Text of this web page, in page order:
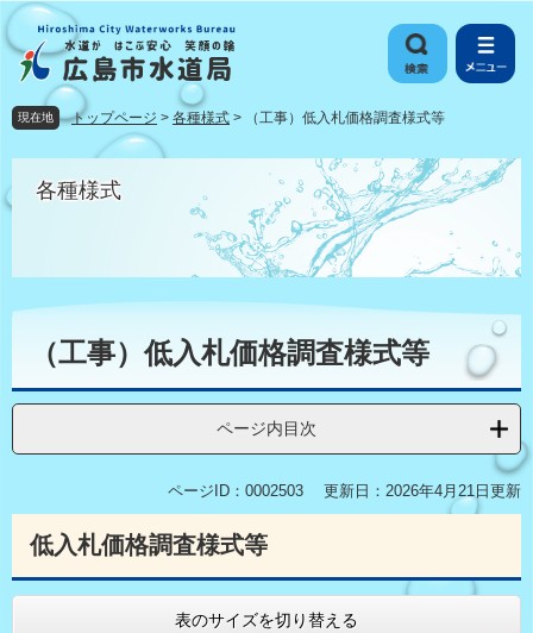
ペ
ー
先
で
。
メ
ニ
を
ば
て
現在地 トップページ > 各種様式 > （工事）低入札価格調査様式等
各種様式
本
（工事）低入札価格調査様式等
ページ内目次
ページID：0002503 更新日：2026年4月21日更新
低入札価格調査様式等
表のサイズを切り替える